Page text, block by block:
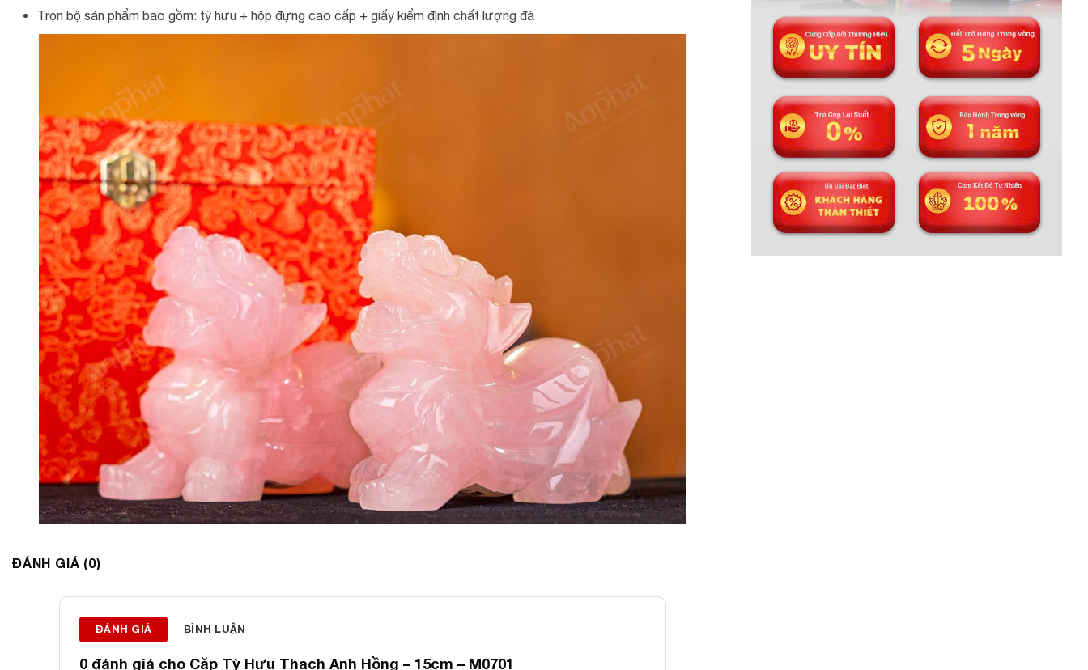
Trọn bộ sản phẩm bao gồm: tỳ hưu + hộp đựng cao cấp + giấy kiểm định chất lượng đá
ĐÁNH GIÁ (0)
ĐÁNH GIÁ BÌNH LUẬN
0 đánh giá cho Cặp Tỳ Hưu Thạch Anh Hồng – 15cm – M0701